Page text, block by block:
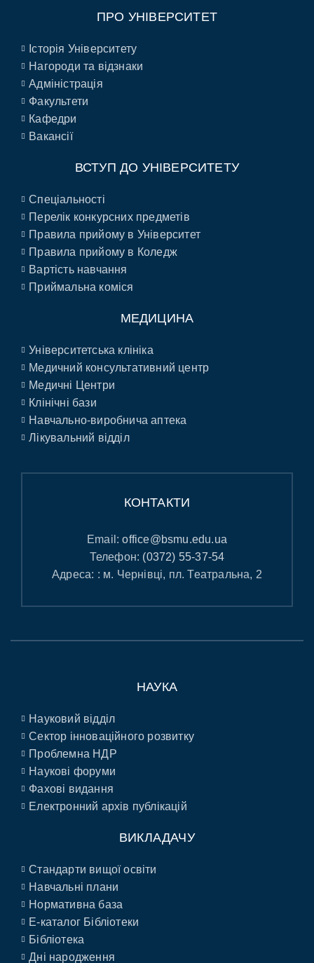
ПРО УНІВЕРСИТЕТ
Історія Університету
Нагороди та відзнаки
Адміністрація
Факультети
Кафедри
Вакансії
ВСТУП ДО УНІВЕРСИТЕТУ
Спеціальності
Перелік конкурсних предметів
Правила прийому в Університет
Правила прийому в Коледж
Вартість навчання
Приймальна коміся
МЕДИЦИНА
Університетська клініка
Медичний консультативний центр
Медичні Центри
Клінічні бази
Навчально-виробнича аптека
Лікувальний відділ
КОНТАКТИ
Email:office@bsmu.edu.ua
Телефон: (0372) 55-37-54
Адреса: : м. Чернівці, пл. Театральна, 2
НАУКА
Науковий відділ
Сектор інноваційного розвитку
Проблемна НДР
Наукові форуми
Фахові видання
Електронний архів публікацій
ВИКЛАДАЧУ
Стандарти вищої освіти
Навчальні плани
Нормативна база
E-каталог Бібліотеки
Бібліотека
Дні народження